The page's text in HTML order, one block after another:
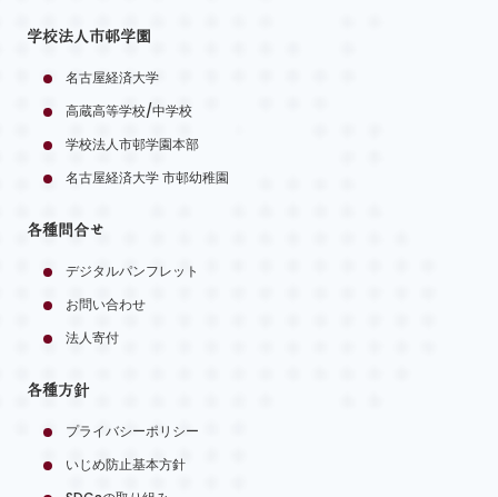
学校法人市邨学園
名古屋経済大学
高蔵高等学校/中学校
学校法人市邨学園本部
名古屋経済大学 市邨幼稚園
各種問合せ
デジタルパンフレット
お問い合わせ
法人寄付
各種方針
プライバシーポリシー
いじめ防止基本方針